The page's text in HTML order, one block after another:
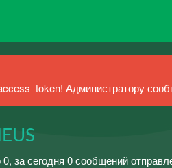
Администратору
0, за сегодня 0 сообщений